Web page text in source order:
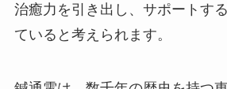
治癒力を引き出し、サポートす
ていると考えられます。